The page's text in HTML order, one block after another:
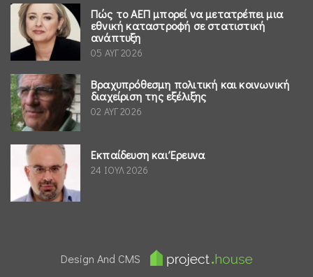
Πώς το ΑΕΠ μπορεί να μετατρέπει μια
εθνική καταστροφή σε στατιστική
ανάπτυξη
05 ΑΥΓ 2026
Βραχυπρόθεσμη πολιτική και κοινωνική
διαχείριση της εξέλιξης
02 ΑΥΓ 2026
Εκπαίδευση και Έρευνα
24 ΙΟΥΛ 2026
Design And CMS